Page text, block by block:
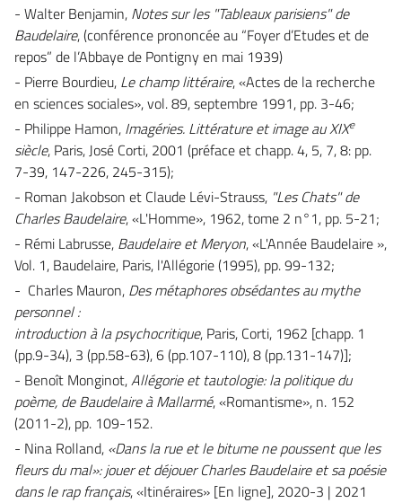
- Walter Benjamin, Notes sur les "Tableaux parisiens" de
Baudelaire, (conférence prononcée au “Foyer d’Etudes et de
repos” de l’Abbaye de Pontigny en mai 1939)
- Pierre Bourdieu, Le champ littéraire, «Actes de la recherche
en sciences sociales», vol. 89, septembre 1991, pp. 3-46;
- Philippe Hamon, Imagéries. Littérature et image au XIXe
siècle, Paris, José Corti, 2001 (préface et chapp. 4, 5, 7, 8: pp.
7-39, 147-226, 245-315);
- Roman Jakobson et Claude Lévi-Strauss, "Les Chats" de
Charles Baudelaire, «L'Homme», 1962, tome 2 n°1, pp. 5-21;
- Rémi Labrusse, Baudelaire et Meryon, «L'Année Baudelaire »,
Vol. 1, Baudelaire, Paris, l'Allégorie (1995), pp. 99-132;
- Charles Mauron, Des métaphores obsédantes au mythe
personnel :
introduction à la psychocritique, Paris, Corti, 1962 [chapp. 1
(pp.9-34), 3 (pp.58-63), 6 (pp.107-110), 8 (pp.131-147)];
- Benoît Monginot,Allégorie et tautologie: la politique du
poème, de Baudelaire à Mallarmé, «Romantisme», n. 152
(2011-2), pp. 109-152.
- Nina Rolland, «Dans la rue et le bitume ne poussent que les
fleurs du mal»: jouer et déjouer Charles Baudelaire et sa poésie
dans le rap français, «Itinéraires» [En ligne], 2020-3 | 2021